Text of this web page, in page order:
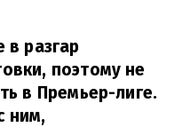
разгар
поэтому не
в Премьер-лиге.
ним,